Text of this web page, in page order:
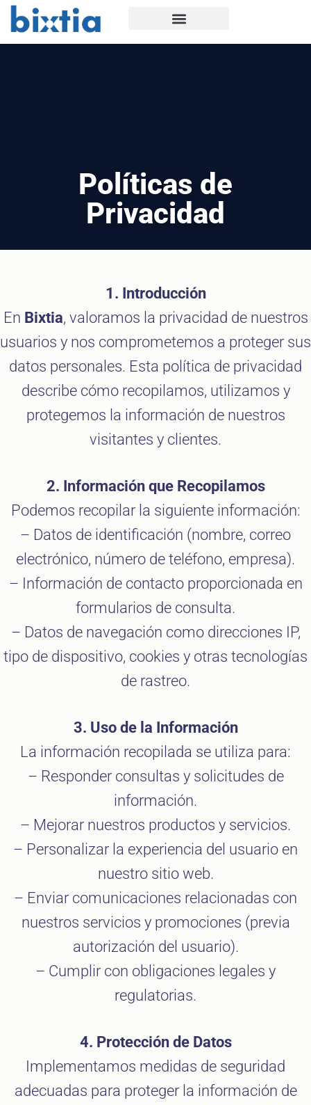
Políticas de
Privacidad
1. Introducción
En Bixtia, valoramos la privacidad de nuestros
usuarios y nos comprometemos a proteger sus
datos personales. Esta política de privacidad
describe cómo recopilamos, utilizamos y
protegemos la información de nuestros
visitantes y clientes.
2. Información que Recopilamos
Podemos recopilar la siguiente información:
– Datos de identificación (nombre, correo
electrónico, número de teléfono, empresa).
– Información de contacto proporcionada en
formularios de consulta.
– Datos de navegación como direcciones IP,
tipo de dispositivo, cookies y otras tecnologías
de rastreo.
3. Uso de la Información
La información recopilada se utiliza para:
– Responder consultas y solicitudes de
información.
– Mejorar nuestros productos y servicios.
– Personalizar la experiencia del usuario en
nuestro sitio web.
– Enviar comunicaciones relacionadas con
nuestros servicios y promociones (previa
autorización del usuario).
– Cumplir con obligaciones legales y
regulatorias.
4. Protección de Datos
Implementamos medidas de seguridad
adecuadas para proteger la información de